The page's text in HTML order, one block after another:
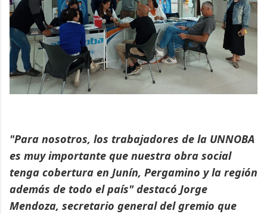
"Para nosotros, los trabajadores de la UNNOBA
es muy importante que nuestra obra social
tenga cobertura en Junín, Pergamino y la región
además de todo el país" destacó Jorge
Mendoza, secretario general del gremio que